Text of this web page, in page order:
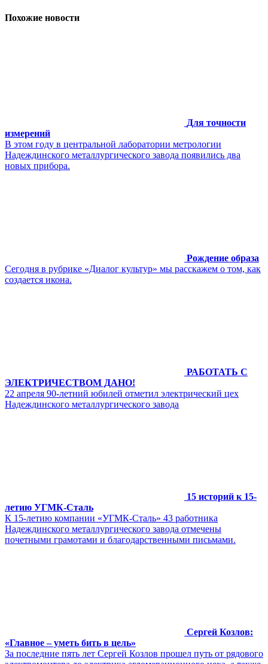
Похожие новости
Для точности
измерений
В этом году в центральной лаборатории метрологии
Надеждинского металлургического завода появились два
новых прибора.
Рождение образа
Сегодня в рубрике «Диалог культур» мы расскажем о том, как
создается икона.
РАБОТАТЬ С
ЭЛЕКТРИЧЕСТВОМ ДАНО!
22 апреля 90-летний юбилей отметил электрический цех
Надеждинского металлургического завода
15 историй к 15-
летию УГМК-Сталь
К 15-летию компании «УГМК-Сталь» 43 работника
Надеждинского металлургического завода отмечены
почетными грамотами и благодарственными письмами.
Сергей Козлов:
«Главное – уметь бить в цель»
За последние пять лет Сергей Козлов прошел путь от рядового